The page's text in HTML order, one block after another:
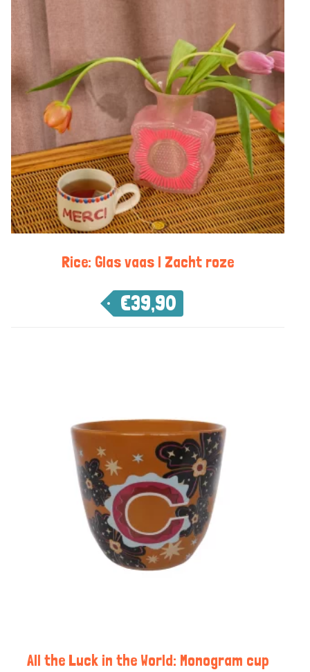
Rice: Glas vaas | Zacht roze
€39,90
All the Luck in the World: Monogram cup